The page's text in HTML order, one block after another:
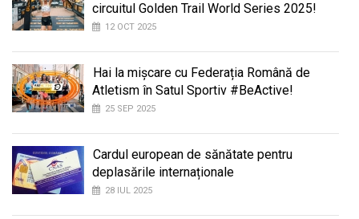
circuitul Golden Trail World Series 2025!
12 OCT 2025
Hai la mișcare cu Federația Română de
Atletism în Satul Sportiv #BeActive!
25 SEP 2025
Cardul european de sănătate pentru
deplasările internaționale
28 IUL 2025